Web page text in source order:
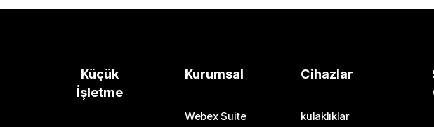
Küçük
İşletme
Kurumsal
Webex Suite
Cihazlar
kulaklıklar